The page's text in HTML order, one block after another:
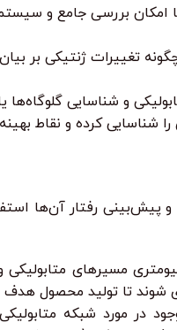
امکان بررسی جامع و
و شناسایی گلوگاه‌ها
و پیش‌بینی رفتار آن‌ها
در مورد شبکه